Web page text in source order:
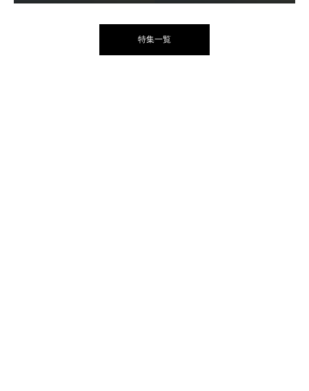
特集一覧